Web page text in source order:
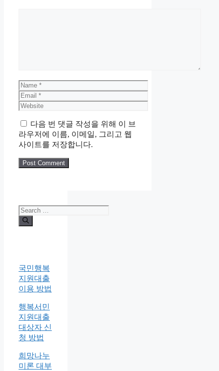
Name
Email
Website
다음 번 댓글 작성을 위해 이 브
라우저에 이름, 이메일, 그리고 웹
사이트를 저장합니다.
Search
for:
국민행복
지원대출
이용 방법
행복서민
지원대출
대상자 신
청 방법
희망나누
미론 대부